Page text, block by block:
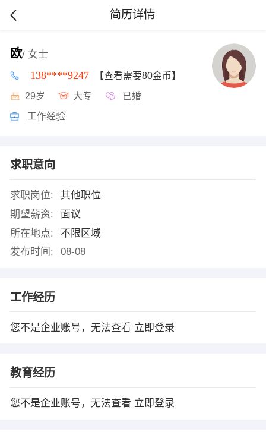
简历详情
欧/ 女士
138****9247 【查看需要80金币】
29岁 大专 已婚
工作经验
求职意向
求职岗位:
其他职位
期望薪资:
面议
所在地点:
不限区域
发布时间:
08-08
工作经历
您不是企业账号，无法查看 立即登录
教育经历
您不是企业账号，无法查看 立即登录